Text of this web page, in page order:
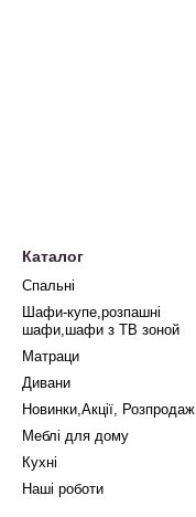
Каталог
Спальні
Шафи-купе,розпашні
шафи,шафи з ТВ зоной
Матраци
Дивани
Новинки,Акції, Розпродаж
Меблі для дому
Кухні
Наші роботи